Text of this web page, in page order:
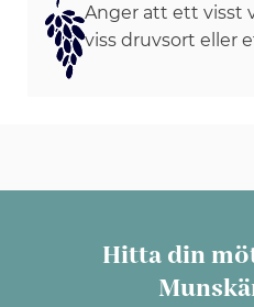
Anger att ett visst
viss druvsort eller
Hitta din